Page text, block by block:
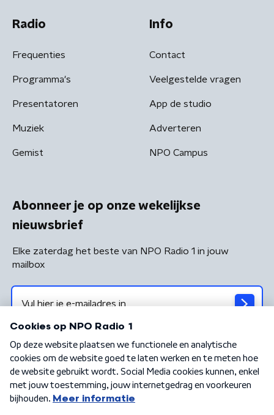
Radio
Frequenties
Programma's
Presentatoren
Muziek
Gemist
Info
Contact
Veelgestelde vragen
App de studio
Adverteren
NPO Campus
Abonneer je op onze wekelijkse
nieuwsbrief
Elke zaterdag het beste van NPO Radio 1 in jouw
mailbox
Algemene voorwaarden